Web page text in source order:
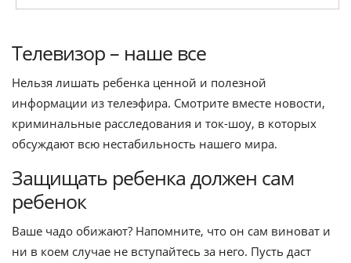
Телевизор – наше все
Нельзя лишать ребенка ценной и полезной
информации из телеэфира. Смотрите вместе новости,
криминальные расследования и ток-шоу, в которых
обсуждают всю нестабильность нашего мира.
Защищать ребенка должен сам
ребенок
Ваше чадо обижают? Напомните, что он сам виноват и
ни в коем случае не вступайтесь за него. Пусть даст